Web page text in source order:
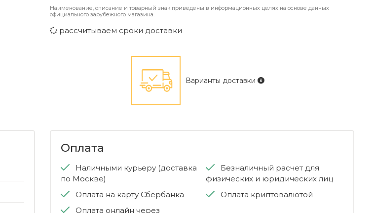
Наименование, описание и товарный знак приведены в информационных целях на основе данных
официального зарубежного магазина.
рассчитываем сроки доставки
Варианты доставки
Оплата
Наличными курьеру (доставка
по Москве)
Оплата на карту Сбербанка
Оплата онлайн через
Безналичный расчет для
физических и юридических лиц
Оплата криптовалютой